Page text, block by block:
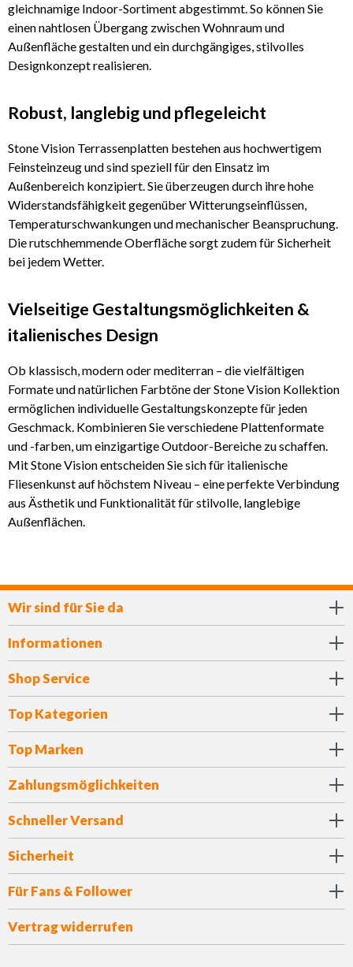
gleichnamige Indoor-Sortiment abgestimmt. So können Sie
einen nahtlosen Übergang zwischen Wohnraum und
Außenfläche gestalten und ein durchgängiges, stilvolles
Designkonzept realisieren.
Robust, langlebig und pflegeleicht
Stone Vision Terrassenplatten bestehen aus hochwertigem
Feinsteinzeug und sind speziell für den Einsatz im
Außenbereich konzipiert. Sie überzeugen durch ihre hohe
Widerstandsfähigkeit gegenüber Witterungseinflüssen,
Temperaturschwankungen und mechanischer Beanspruchung.
Die rutschhemmende Oberfläche sorgt zudem für Sicherheit
bei jedem Wetter.
Vielseitige Gestaltungsmöglichkeiten &
italienisches Design
Ob klassisch, modern oder mediterran – die vielfältigen
Formate und natürlichen Farbtöne der Stone Vision Kollektion
ermöglichen individuelle Gestaltungskonzepte für jeden
Geschmack. Kombinieren Sie verschiedene Plattenformate
und -farben, um einzigartige Outdoor-Bereiche zu schaffen.
Mit Stone Vision entscheiden Sie sich für italienische
Fliesenkunst auf höchstem Niveau – eine perfekte Verbindung
aus Ästhetik und Funktionalität für stilvolle, langlebige
Außenflächen.
Wir sind für Sie da
Informationen
Shop Service
Top Kategorien
Top Marken
Zahlungsmöglichkeiten
Schneller Versand
Sicherheit
Für Fans & Follower
Vertrag widerrufen